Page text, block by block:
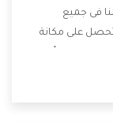
فى جميع
على مكانة
على كل ما هو